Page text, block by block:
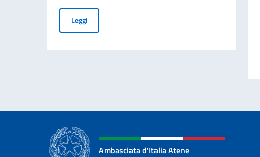
LeggiElezioni dei COM.IT.ES. 2026
Ambasciata d'Italia Atene